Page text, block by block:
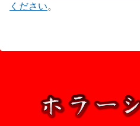
ください。